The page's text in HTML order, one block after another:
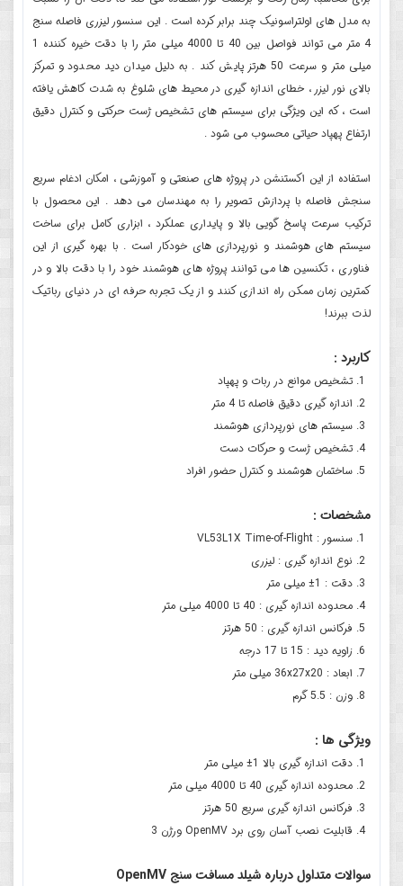
به مدل های اولتراسونیک چند برابر کرده است . این سنسور لیزری فاصله سنج
4 متر می تواند فواصل بین 40 تا 4000 میلی متر را با دقت خیره کننده 1
میلی متر و سرعت 50 هرتز پایش کند . به دلیل میدان دید محدود و تمرکز
بالای نور لیزر ، خطای اندازه گیری در محیط های شلوغ به شدت کاهش یافته
است ، که این ویژگی برای سیستم های تشخیص ژست حرکتی و کنترل دقیق
ارتفاع پهپاد حیاتی محسوب می شود .
استفاده از این اکستنشن در پروژه های صنعتی و آموزشی ، امکان ادغام سریع
سنجش فاصله با پردازش تصویر را به مهندسان می دهد . این محصول با
ترکیب سرعت پاسخ گویی بالا و پایداری عملکرد ، ابزاری کامل برای ساخت
سیستم های هوشمند و نورپردازی های خودکار است . با بهره گیری از این
فناوری ، تکنسین ها می توانند پروژه های هوشمند خود را با دقت بالا و در
کمترین زمان ممکن راه اندازی کنند و از یک تجربه حرفه ای در دنیای رباتیک
لذت ببرند!
کاربرد :
تشخیص موانع در ربات و پهپاد
اندازه گیری دقیق فاصله تا 4 متر
سیستم های نورپردازی هوشمند
تشخیص ژست و حرکات دست
ساختمان هوشمند و کنترل حضور افراد
مشخصات :
سنسور : VL53L1X Time-of-Flight
نوع اندازه گیری : لیزری
دقت : 1± میلی متر
محدوده اندازه گیری : 40 تا 4000 میلی متر
فرکانس اندازه گیری : 50 هرتز
زاویه دید : 15 تا 17 درجه
ابعاد : 36x27x20 میلی متر
وزن : 5.5 گرم
ویژگی ها :
دقت اندازه گیری بالا 1± میلی متر
محدوده اندازه گیری 40 تا 4000 میلی متر
فرکانس اندازه گیری سریع 50 هرتز
قابلیت نصب آسان روی برد OpenMV ورژن 3
سوالات متداول درباره شیلد مسافت سنج OpenMV